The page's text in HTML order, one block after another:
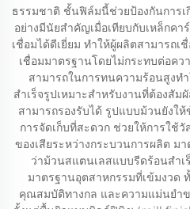
ธรรมชาติ ชั้นฟิล์มนี้ช่วยป้องกันการ
อย่างมีนัยสำคัญเมื่อเทียบกับเหล็กค
เชื่อมได้ดีเยี่ยม ทำให้ผู้ผลิตสามารถ
เชื่อมมาตรฐานโดยไม่กระทบต่อค
สามารถในการทนความร้อนสูงท
สำเร็จรูปเหมาะสำหรับงานที่ต้องสั
สามารถรองรับได้ รูปแบบม้วนยังใ
การจัดเก็บที่สะดวก ช่วยให้การใช้
ของเสียระหว่างกระบวนการผลิต
ว่าม้วนสแตนเลสแบบรีดร้อนสำ
มาตรฐานอุตสาหกรรมที่เข้มงวด
คุณสมบัติทางกล และความแม่นยำข